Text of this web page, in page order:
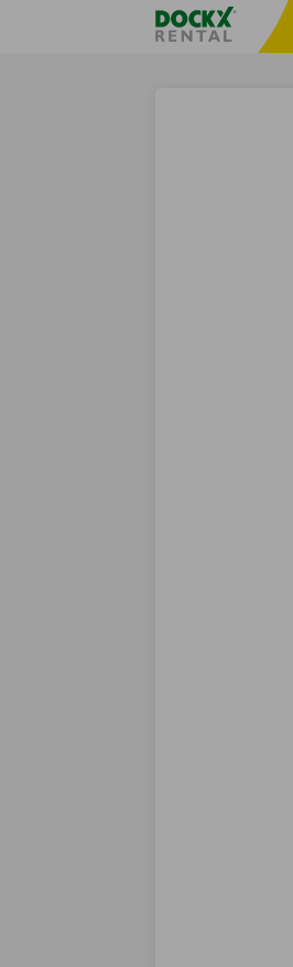
sitename